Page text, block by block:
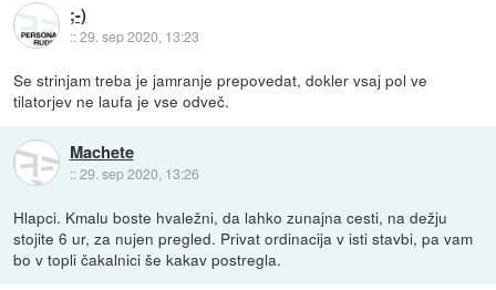
;-)
::29. sep 2020, 13:23
Se strinjam treba je jamranje prepovedat, dokler vsaj pol ve
tilatorjev ne laufa je vse odveč.
Machete
::29. sep 2020, 13:26
Hlapci. Kmalu boste hvaležni, da lahko zunajna cesti, na dežju
stojite 6 ur, za nujen pregled. Privat ordinacija v isti stavbi, pa vam
bo v topli čakalnici še kakav postregla.